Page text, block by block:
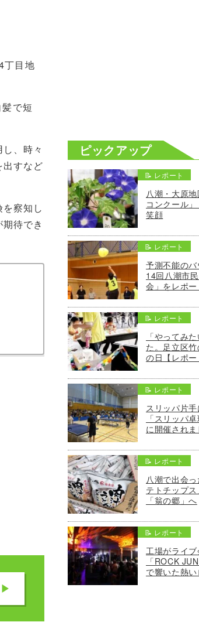
丁目地
で短
、時々
すなど
察知し
待でき
▶
ピックアップ
📝 レポート
八潮・大原
コンクール
笑顔
📝 レポート
予測不能の
14回八潮市
会」をレポー
📝 レポート
「やってみ
た。足立区
の日【レポー
📝 レポート
スリッパ片
「スリッパ
に開催されま
📝 レポート
八潮で出会
テトチップ
「翁の郷」へ
📝 レポート
工場がライ
「ROCK
で響いた熱い